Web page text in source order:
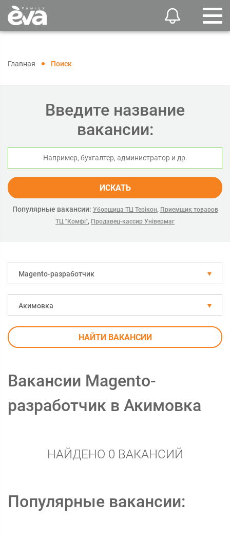
Главная Поиск
Введите название
вакансии:
ИСКАТЬ
Популярные вакансии: Уборщица ТЦ Терікон, Приемщик товаров
ТЦ "Комфі", Продавец-кассир Універмаг
Magento-разработчик
Акимовка
НАЙТИ ВАКАНСИИ
Вакансии Magento-
разработчик в Акимовка
НАЙДЕНО 0 ВАКАНСИЙ
Популярные вакансии: